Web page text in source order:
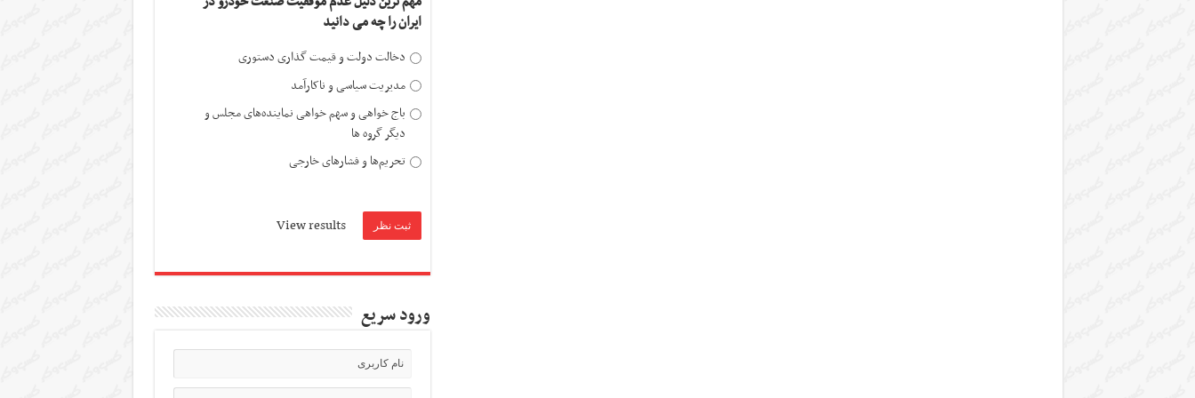
ایران را چه می دانید
دخالت دولت و قیمت گذاری دستوری
مدیریت سیاسی و ناکارآمد
باج خواهی و سهم خواهی نماینده‌های مجلس و
دیگر گروه ها
تحریم‌ها و فشارهای خارجی
View results
ورود سریع